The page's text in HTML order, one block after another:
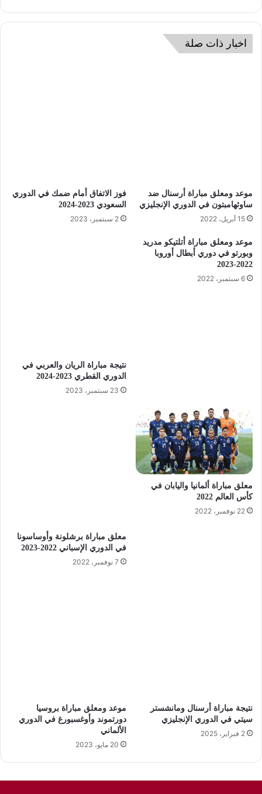
اخبار ذات صلة
موعد ومعلق مباراة أرسنال ضد
ساوثهامبتون في الدوري الإنجليزي
15 أبريل، 2022
فوز الاتفاق أمام ضمك في الدوري
السعودي 2023-2024
2 سبتمبر، 2023
موعد ومعلق مباراة أتلتيكو مدريد
وبورتو في دوري أبطال أوروبا
2022-2023
6 سبتمبر، 2022
نتيجة مباراة الريان والعربي في
الدوري القطري 2023-2024
23 سبتمبر، 2023
معلق مباراة ألمانيا واليابان في
كأس العالم 2022
22 نوفمبر، 2022
معلق مباراة برشلونة وأوساسونا
في الدوري الإسباني 2022-2023
7 نوفمبر، 2022
نتيجة مباراة أرسنال ومانشستر
سيتي في الدوري الإنجليزي
2 فبراير، 2025
موعد ومعلق مباراة بروسيا
دورتموند وأوغسبورغ في الدوري
الألماني
20 مايو، 2023